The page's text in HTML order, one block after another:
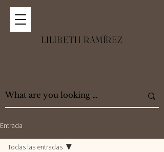
LILIBETH RAMÍREZ
Entrada
Todas las entradas